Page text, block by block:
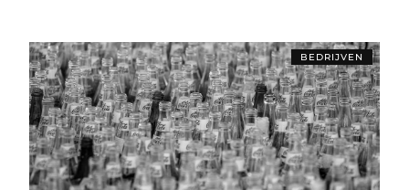
BEDRIJVEN